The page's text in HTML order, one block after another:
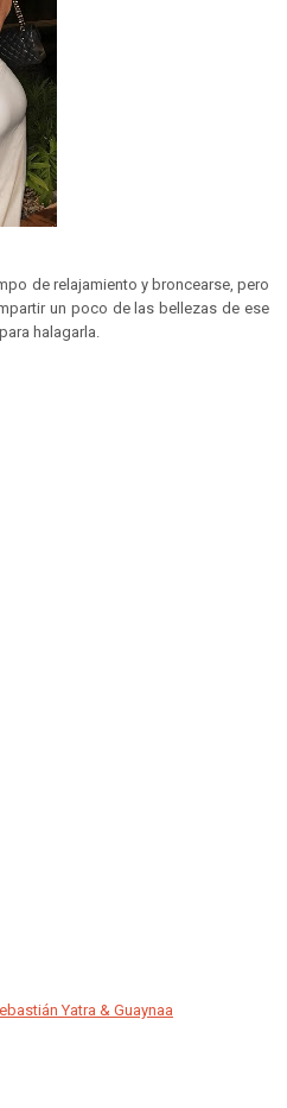
de relajamiento y broncearse, pero
un poco de las bellezas de ese
halagarla.
Yatra & Guaynaa